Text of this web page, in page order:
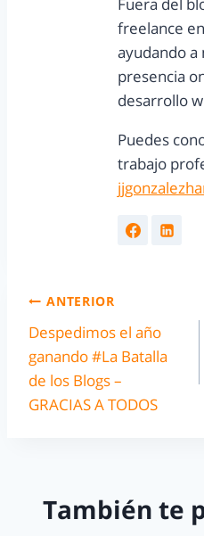
Fuera del
freelance
ayudando a
presencia
desarrollo
Puedes
trabajo
ANTERIOR
Despedimos el año
ganando #La Batalla
de los Blogs –
GRACIAS A TODOS
También te